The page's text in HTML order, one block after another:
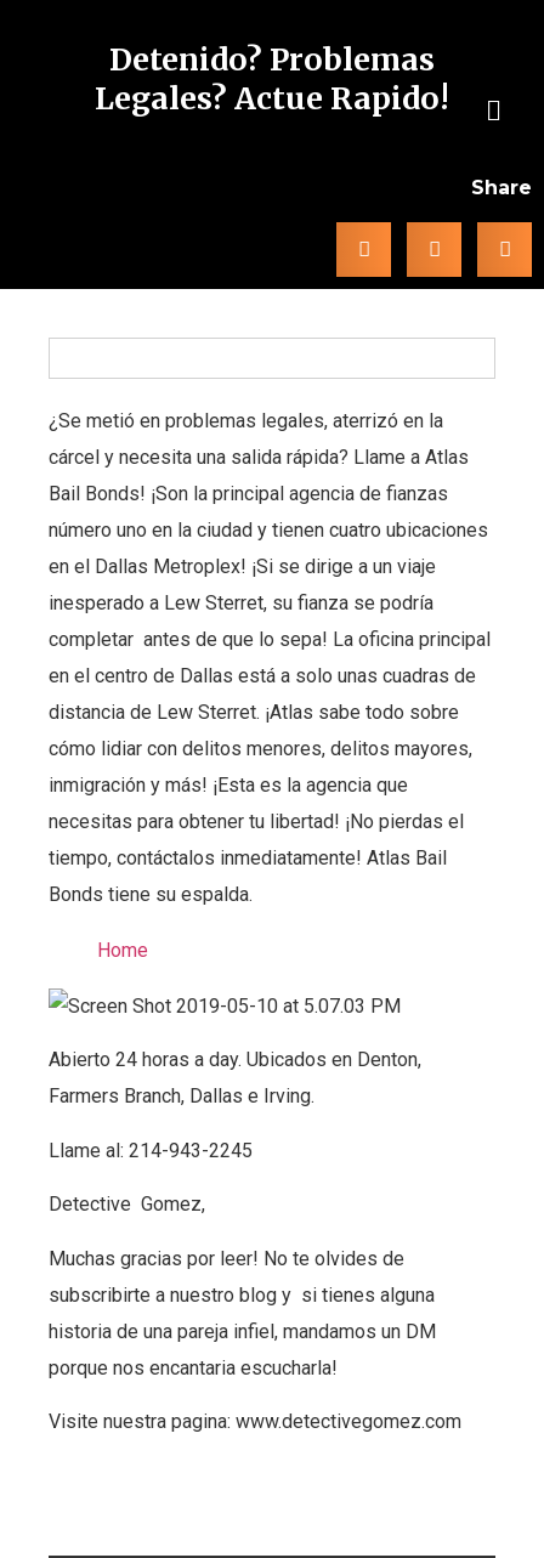
Detenido? Problemas
Legales? Actue Rapido!
Share
¿Se metió en problemas legales, aterrizó en la
cárcel y necesita una salida rápida? Llame a Atlas
Bail Bonds! ¡Son la principal agencia de fianzas
número uno en la ciudad y tienen cuatro ubicaciones
en el Dallas Metroplex! ¡Si se dirige a un viaje
inesperado a Lew Sterret, su fianza se podría
completar antes de que lo sepa! La oficina principal
en el centro de Dallas está a solo unas cuadras de
distancia de Lew Sterret. ¡Atlas sabe todo sobre
cómo lidiar con delitos menores, delitos mayores,
inmigración y más! ¡Esta es la agencia que
necesitas para obtener tu libertad! ¡No pierdas el
tiempo, contáctalos inmediatamente! Atlas Bail
Bonds tiene su espalda.
Home
Abierto 24 horas a day. Ubicados en Denton,
Farmers Branch, Dallas e Irving.
Llame al: 214-943-2245
Detective Gomez,
Muchas gracias por leer! No te olvides de
subscribirte a nuestro blog y si tienes alguna
historia de una pareja infiel, mandamos un DM
porque nos encantaria escucharla!
Visite nuestra pagina: www.detectivegomez.com